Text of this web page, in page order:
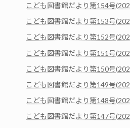
こども図書館だより第154号
こども図書館だより第153号
こども図書館だより第152号
こども図書館だより第151号
こども図書館だより第150号
こども図書館だより第149号
こども図書館だより第148号
こども図書館だより第147号